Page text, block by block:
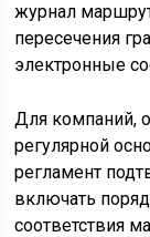
журнал
пересечения
электронные
Для компаний,
регулярной
регламент
включать
соответствия